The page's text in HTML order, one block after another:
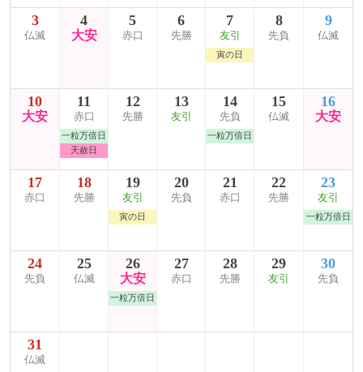
3
仏滅
4
大安
5
赤口
6
先勝
7
友引
寅の日
8
先負
9
仏滅
10
大安
11
赤口
一粒万倍日
天赦日
12
先勝
13
友引
14
先負
一粒万倍日
15
仏滅
16
大安
17
赤口
18
先勝
19
友引
寅の日
20
先負
21
赤口
22
先勝
23
友引
一粒万倍日
24
先負
25
仏滅
26
大安
一粒万倍日
27
赤口
28
先勝
29
友引
30
先負
31
仏滅